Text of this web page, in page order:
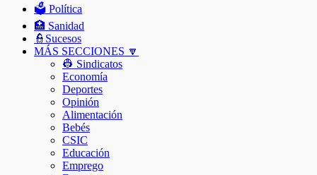
🗳️ Política
🏥 Sanidad
👮Sucesos
MÁS SECCIONES 🔽
👷 Sindicatos
Economía
Deportes
Opinión
Alimentación
Bebés
CSIC
Educación
Emprego